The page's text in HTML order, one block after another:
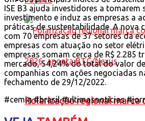
Polarização regional marca
ISE B3 ajuda investidores a tomarem
investimento e induz as empresas a
práticas de sustentabilidade. A nova
com 70 empresas de 37 setores da
empresas com atuação no setor
empresas somam cerca de R$ 2.285
mercado, 54,24% do total do valor
companhias com ações negociadas
fechamento de 29/12/2022.
#cemig #brasil #ultimasnoticias